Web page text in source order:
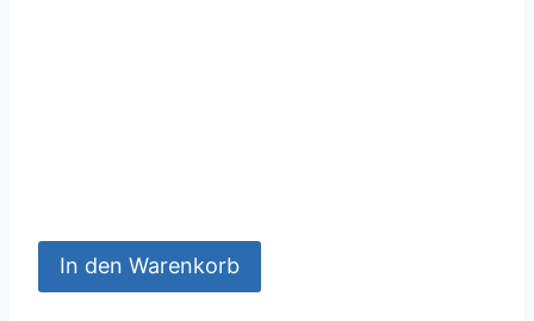
In den Warenkorb